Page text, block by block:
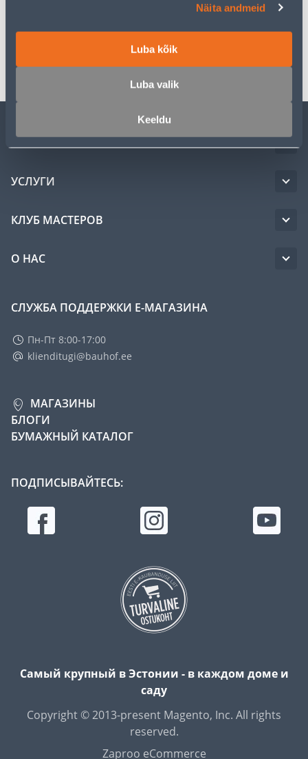
Näita andmeid
Luba kõik
Luba valik
Keeldu
УСЛУГИ
КЛУБ МАСТЕРОВ
О НАС
СЛУЖБА ПОДДЕРЖКИ Е-МАГАЗИНА
Пн-Пт 8:00-17:00
klienditugi@bauhof.ee
МАГАЗИНЫ
БЛОГИ
БУМАЖНЫЙ КАТАЛОГ
ПОДПИСЫВАЙТЕСЬ:
Самый крупный в Эстонии - в каждом доме и
саду
Copyright © 2013-present Magento, Inc. All rights
reserved.
Zaproo eCommerce